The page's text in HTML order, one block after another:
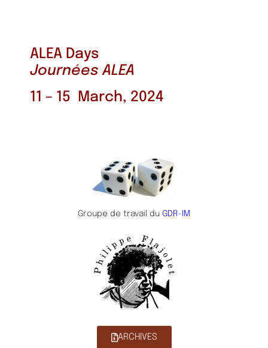
ALEA Days
Journées ALEA
11 – 15 March, 2024
Groupe de travail du GDR-IM
ARCHIVES